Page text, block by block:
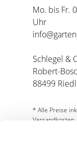
Mo. bis Fr.
Uhr
Schlegel &
Robert-
88499
* Alle Preise